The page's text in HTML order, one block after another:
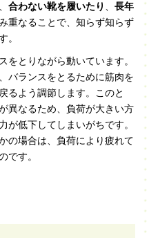
合わない靴を履いたり
長年
重なることで、知らず知らず
。
とりながら動いています。
バランスをとるために筋肉を
るよう調節します。このと
異なるため、負荷が大きい方
が低下してしまいがちです。
の場合は、負荷により疲れて
です。